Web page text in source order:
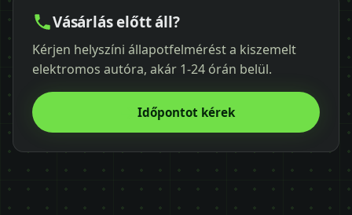
Vásárlás előtt áll?
Kérjen helyszíni állapotfelmérést a kiszemelt
elektromos autóra, akár 1-24 órán belül.
Időpontot kérek